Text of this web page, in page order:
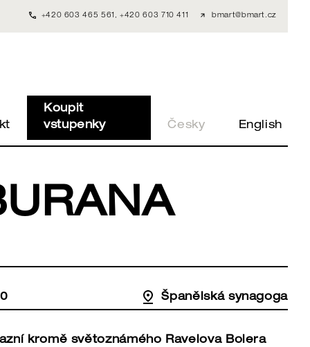
+420 603 465 561 , +420 603 710 411 bmart@bmart.cz
Koupit
vstupenky
Česky English
Španělská synagoga
kromě světoznámého Ravelova Bolera